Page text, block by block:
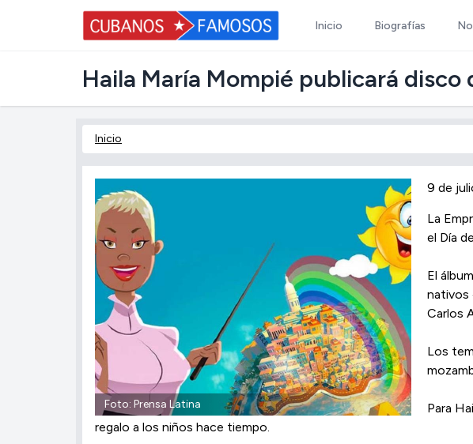
Inicio Biografías
Haila María Mompié publicará
Inicio
Foto: Prensa Latina
9 de
La
el Día
El
nativos
Carlos
Los
Para
regalo a los niños hace tiempo.